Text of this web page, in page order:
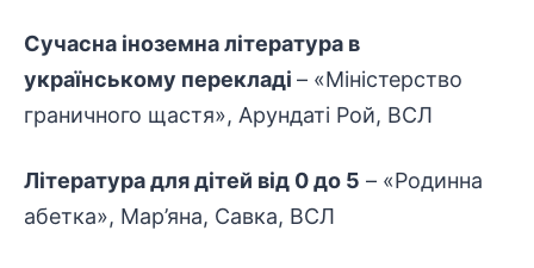
Сучасна іноземна література в
українському перекладі – «Міністерство
граничного щастя», Арундаті Рой, ВСЛ
Література для дітей від 0 до 5 – «Родинна
абетка», Мар’яна, Савка, ВСЛ